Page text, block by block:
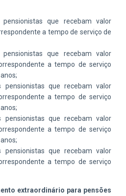
que recebam valor
a tempo de serviço de
que recebam valor
atempo de serviço
;
pensionistas que recebam valor
atempo de serviço
;
pensionistas que recebam valor
atempo de serviço
;
pensionistas que recebam valor
atempo de serviço
extraordinário para pensões